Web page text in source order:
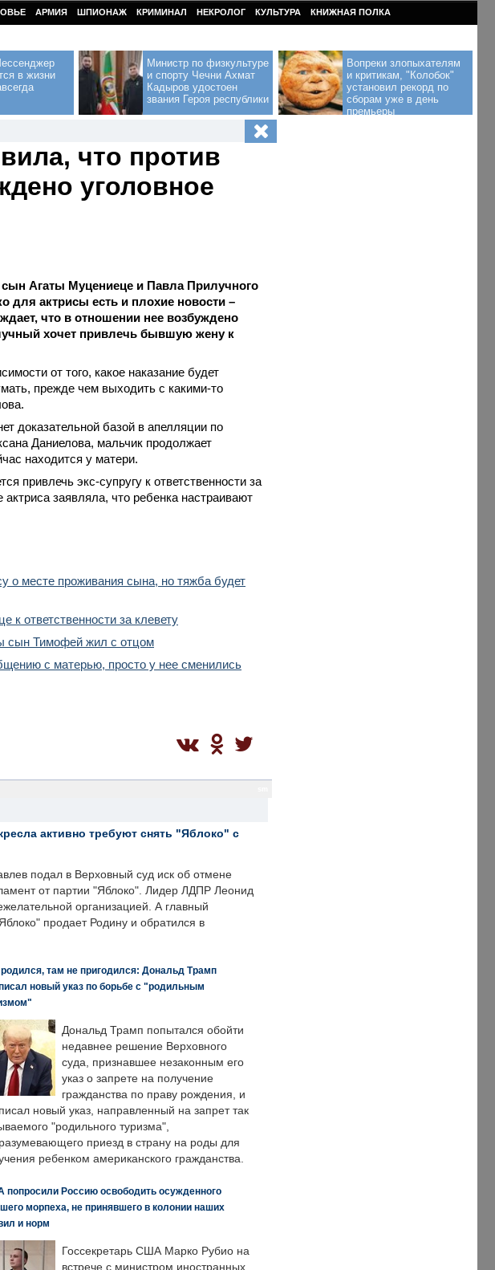
АРМИЯ ШПИОНАЖ КРИМИНАЛ НЕКРОЛОГ КУЛЬТУРА КНИЖНАЯ ПОЛКА
в жизни
Министр по физкультуре
и спорту Чечни Ахмат
Кадыров удостоен
звания Героя республики
Вопреки злопыхателям
и критикам, "Колобок"
установил рекорд по
сборам уже в день
премьеры
что против
уголовное
Агаты Муцениеце и Павла Прилучного
для актрисы есть и плохие новости –
что в отношении нее возбуждено
хочет привлечь бывшую жену к
от того, какое наказание будет
прежде чем выходить с какими-то
доказательной базой в апелляции по
Даниелова, мальчик продолжает
находится у матери.
привлечь экс-супругу к ответственности за
заявляла, что ребенка настраивают
о месте проживания сына, но тяжба будет
к ответственности за клевету
сын Тимофей жил с отцом
с матерью, просто у нее сменились
активно требуют снять "Яблоко" с
подал в Верховный суд иск об отмене
от партии "Яблоко". Лидер ЛДПР Леонид
организацией. А главный
продает Родину и обратился в
там не пригодился: Дональд Трамп
новый указ по борьбе с "родильным
Дональд Трамп попытался обойти
недавнее решение Верховного
суда, признавшее незаконным его
указ о запрете на получение
гражданства по праву рождения, и
новый указ, направленный на запрет так
"родильного туризма",
приезд в страну на роды для
ребенком американского гражданства.
Россию освободить осужденного
морпеха, не принявшего в колонии наших
и норм
Госсекретарь США Марко Рубио на
встрече с министром иностранных